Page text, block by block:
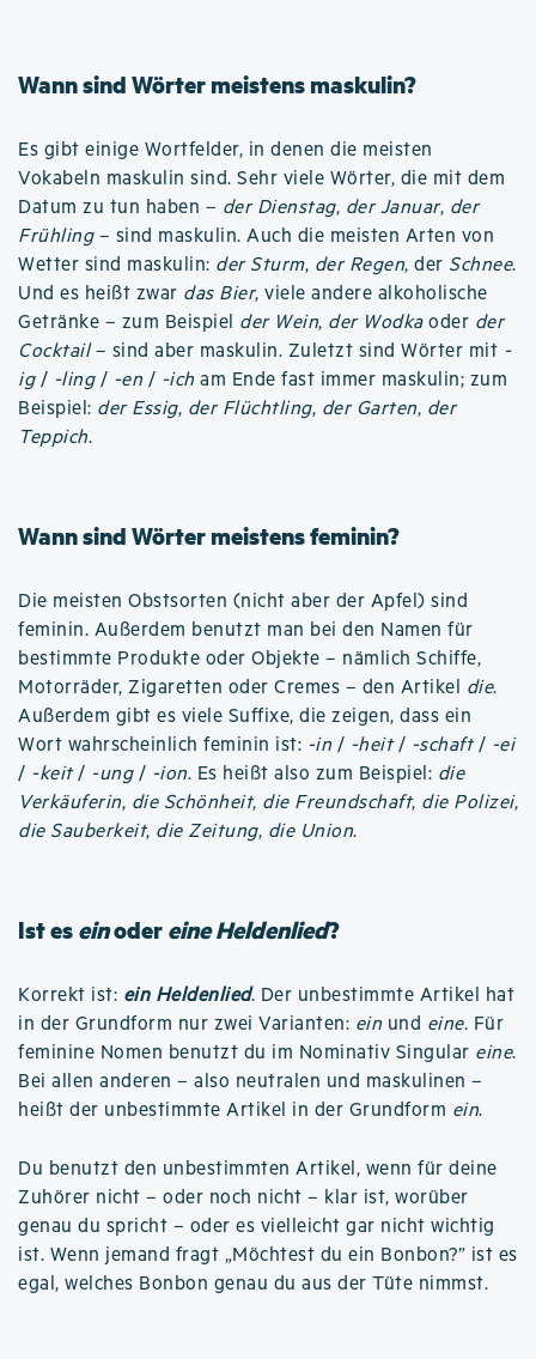
Wann sind Wörter meistens maskulin?
Es gibt einige Wortfelder, in denen die meisten
Vokabeln maskulin sind. Sehr viele Wörter, die mit dem
Datum zu tun haben – der Dienstag, der Januar, der
Frühling– sind maskulin. Auch die meisten Arten von
Wetter sind maskulin: der Sturm, der Regen, der Schnee.
Und es heißt zwar das Bier, viele andere alkoholische
Getränke – zum Beispiel der Wein, der Wodkaoder der
Cocktail– sind aber maskulin. Zuletzt sind Wörter mit -
ig/ -ling/ -en / -ich am Ende fast immer maskulin; zum
Beispiel: der Essig, der Flüchtling, der Garten, der
Teppich.
Wann sind Wörter meistens feminin?
Die meisten Obstsorten (nicht aber der Apfel) sind
feminin. Außerdem benutzt man bei den Namen für
bestimmte Produkte oder Objekte – nämlich Schiffe,
Motorräder, Zigaretten oder Cremes – den Artikel die.
Außerdem gibt es viele Suffixe, die zeigen, dass ein
Wort wahrscheinlich feminin ist: -in / -heit/ -schaft/ -ei
/ -keit/ -ung/ -ion. Es heißt also zum Beispiel: die
Verkäuferin, die Schönheit, die Freundschaft, die Polizei,
die Sauberkeit, die Zeitung, die Union.
Ist eseinodereine Heldenlied?
Korrekt ist: ein Heldenlied. Der unbestimmte Artikel hat
in der Grundform nur zwei Varianten: ein und eine. Für
feminine Nomen benutzt du im Nominativ Singular eine.
Bei allen anderen – also neutralen und maskulinen –
heißt der unbestimmte Artikel in der Grundform ein.
Du benutzt den unbestimmten Artikel, wenn für deine
Zuhörer nicht – oder noch nicht – klar ist, worüber
genau du spricht – oder es vielleicht gar nicht wichtig
ist. Wenn jemand fragt „Möchtest du ein Bonbon?” ist es
egal, welches Bonbon genau du aus der Tüte nimmst.